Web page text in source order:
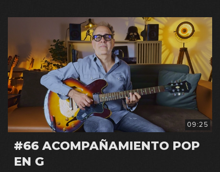
09:25
#66 ACOMPAÑAMIENTO POP
EN G